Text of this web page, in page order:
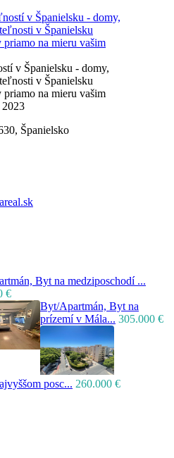
v Španielsku - domy,
v Španielsku
na mieru vašim
Španielsko
Byt na medziposchodí ...
€
Byt/Apartmán, Byt na
prízemí v Mála... 305.000 €
posc... 260.000 €